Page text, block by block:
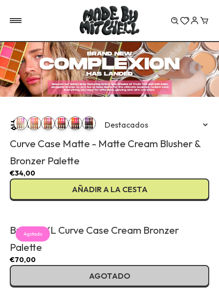
Filter
Curve Case Matte - Matte Cream Blusher &
Bronzer Palette
€34,00
AÑADIR A LA CESTA
Bronze XL Curve Case Cream Bronzer
Palette
€70,00
AGOTADO
Agotado